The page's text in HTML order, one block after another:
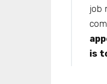
job
is